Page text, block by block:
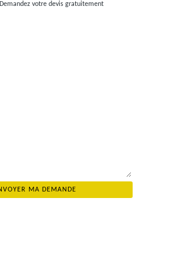
Demandez votre devis gratuitement